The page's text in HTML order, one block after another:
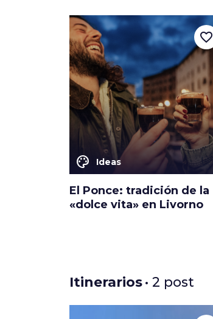
color_lens Ideas
El Ponce: tradición de la
«dolce vita» en Livorno
favorite_border
Itinerarios• 2 post